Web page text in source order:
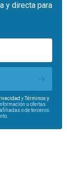
y directa para
yTérminos y
u ofertas
o de terceros.